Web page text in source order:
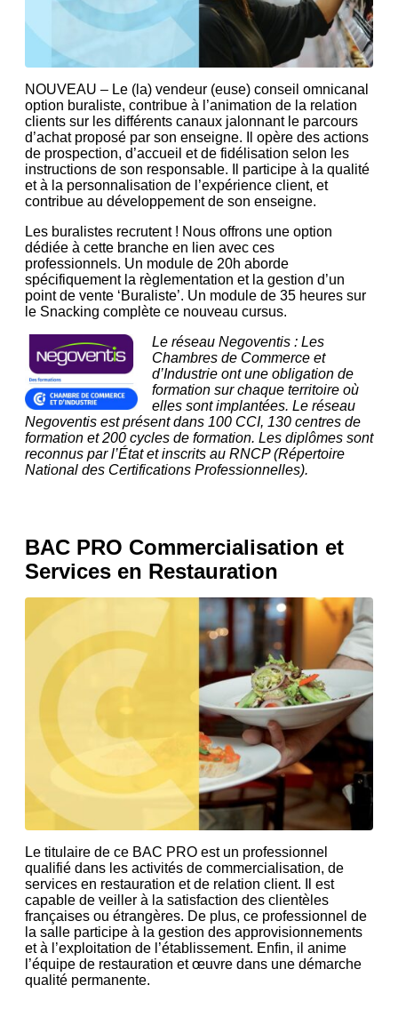
NOUVEAU – Le (la) vendeur (euse) conseil omnicanal
option buraliste, contribue à l’animation de la relation
clients sur les différents canaux jalonnant le parcours
d’achat proposé par son enseigne. Il opère des actions
de prospection, d’accueil et de fidélisation selon les
instructions de son responsable. Il participe à la qualité
et à la personnalisation de l’expérience client, et
contribue au développement de son enseigne.
Les buralistes recrutent ! Nous offrons une option
dédiée à cette branche en lien avec ces
professionnels. Un module de 20h aborde
spécifiquement la règlementation et la gestion d’un
point de vente ‘Buraliste’. Un module de 35 heures sur
le Snacking complète ce nouveau cursus.
Le réseau Negoventis : Les
Chambres de Commerce et
d’Industrie ont une obligation de
formation sur chaque territoire où
elles sont implantées. Le réseau
Negoventis est présent dans 100 CCI, 130 centres de
formation et 200 cycles de formation. Les diplômes sont
reconnus par l’État et inscrits au RNCP (Répertoire
National des Certifications Professionnelles).
BAC PRO Commercialisation et
Services en Restauration
Le titulaire de ce BAC PRO est un professionnel
qualifié dans les activités de commercialisation, de
services en restauration et de relation client. Il est
capable de veiller à la satisfaction des clientèles
françaises ou étrangères. De plus, ce professionnel de
la salle participe à la gestion des approvisionnements
et à l’exploitation de l’établissement. Enfin, il anime
l’équipe de restauration et œuvre dans une démarche
qualité permanente.